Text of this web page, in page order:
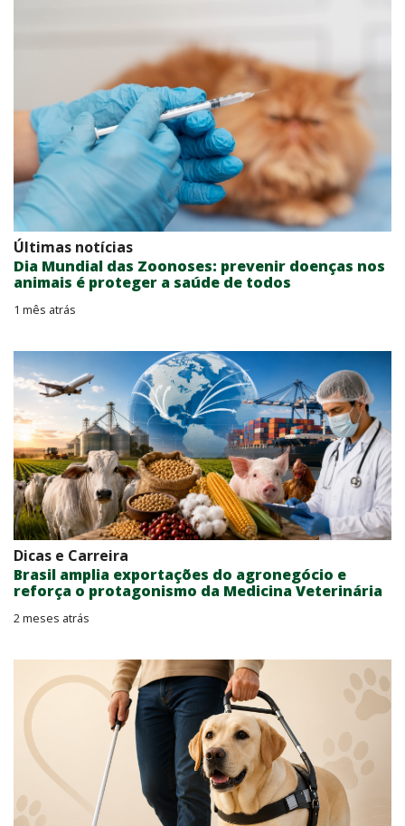
Últimas notícias
Dia Mundial das Zoonoses: prevenir doenças nos
animais é proteger a saúde de todos
1 mês atrás
Dicas e Carreira
Brasil amplia exportações do agronegócio e
reforça o protagonismo da Medicina Veterinária
2 meses atrás